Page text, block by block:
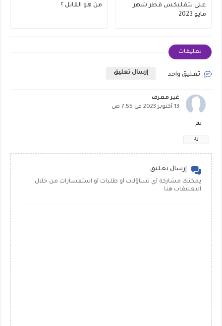
على نتفليكس قطر شهر
مايو 2023
من هو القاتل ؟
تعليقات
تعليق واحد إرسال تعليق
غير معرف
13 أكتوبر 2023 في 7:55 ص
تم
رد
إرسال تعليق
يمكنك مشاركة أي تساؤلات أو طلبات أو استفسارات من خلال
التعليقات هنا